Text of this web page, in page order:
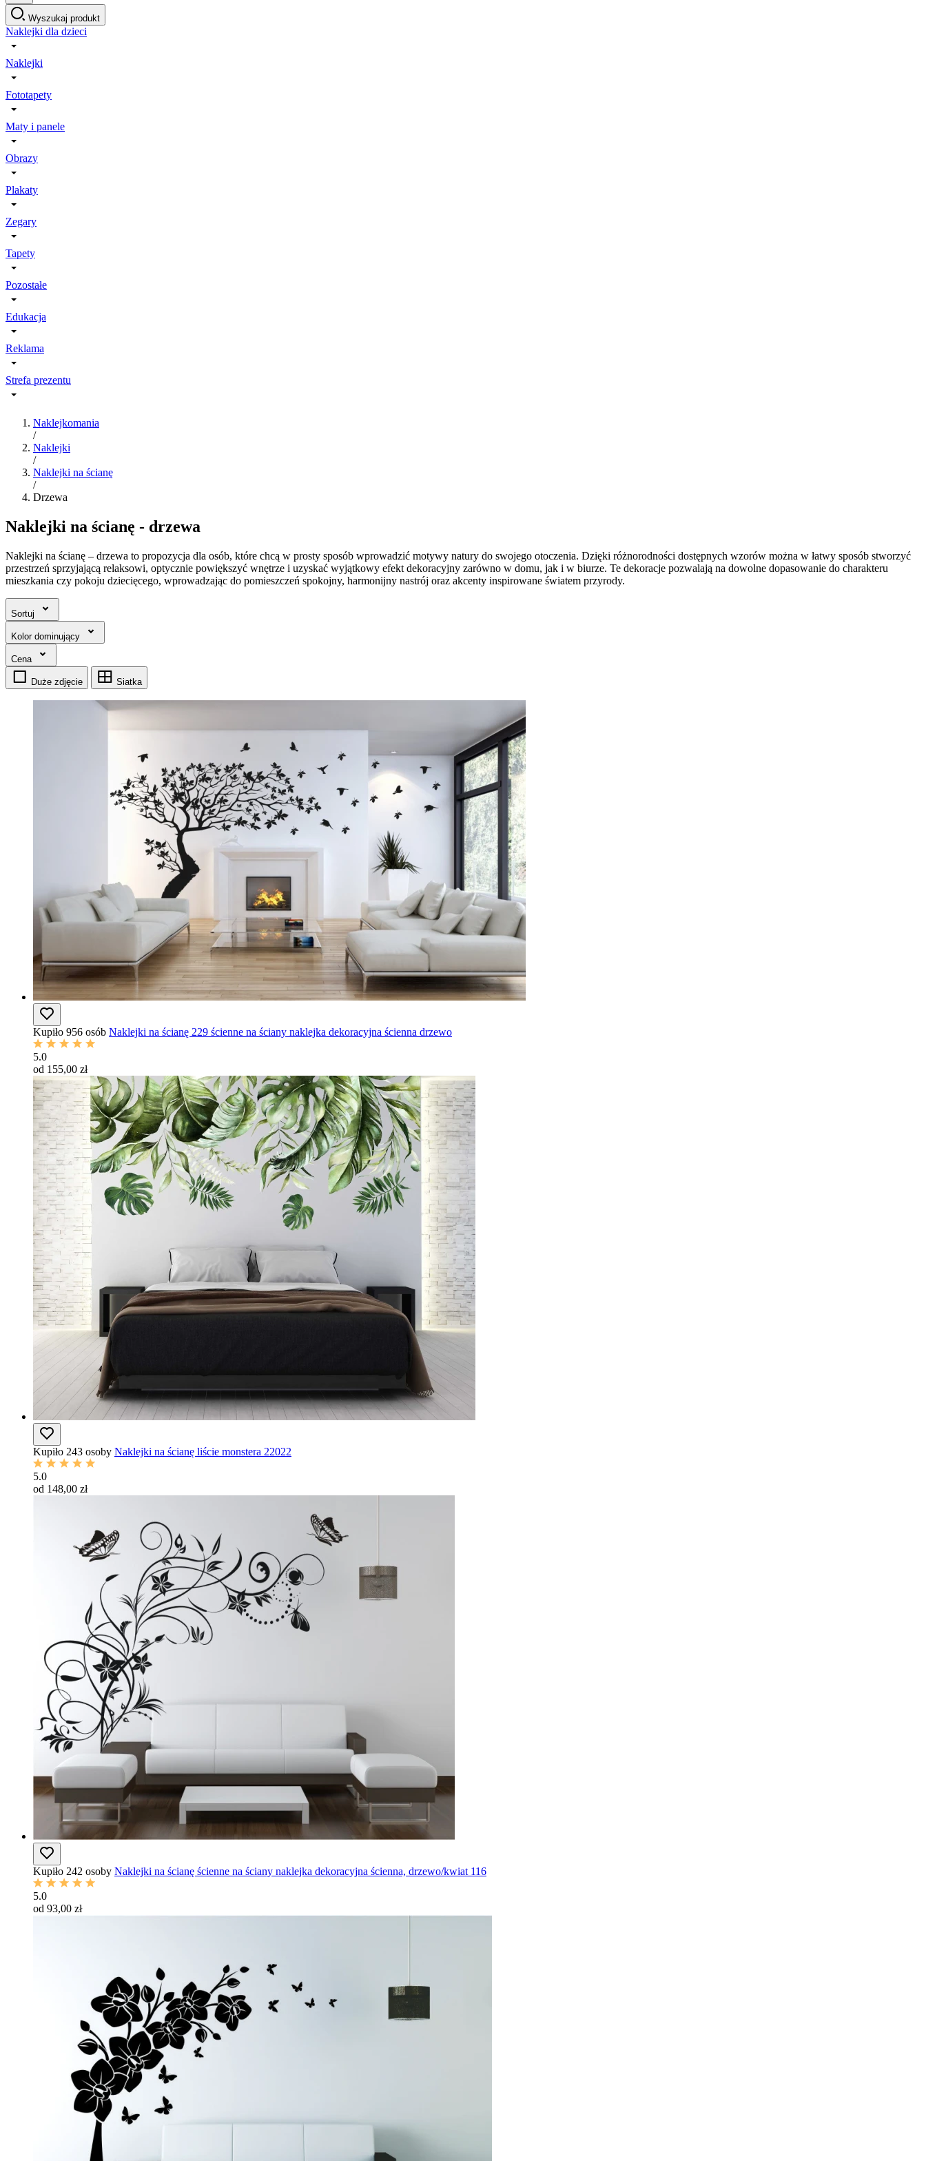
Wyszukaj produkt
Naklejki dla dzieci
Naklejki
Fototapety
Maty i panele
Obrazy
Plakaty
Zegary
Tapety
Pozostałe
Edukacja
Reklama
Strefa prezentu
Naklejkomania
/
Naklejki
/
Naklejki na ścianę
/
Drzewa
Naklejki na ścianę - drzewa
Naklejki na ścianę – drzewa to propozycja dla osób, które chcą w prosty sposób wprowadzić motywy natury do swojego otoczenia. Dzięki różnorodności dostępnych wzorów można w łatwy sposób stworzyć
przestrzeń sprzyjającą relaksowi, optycznie powiększyć wnętrze i uzyskać wyjątkowy efekt dekoracyjny zarówno w domu, jak i w biurze. Te dekoracje pozwalają na dowolne dopasowanie do charakteru
mieszkania czy pokoju dziecięcego, wprowadzając do pomieszczeń spokojny, harmonijny nastrój oraz akcenty inspirowane światem przyrody.
Sortuj
Kolor dominujący
Cena
Duże zdjęcie Siatka
Kupiło 956 osób Naklejki na ścianę 229 ścienne na ściany naklejka dekoracyjna ścienna drzewo
5.0
od 155,00 zł
Kupiło 243 osoby Naklejki na ścianę liście monstera 22022
5.0
od 148,00 zł
Kupiło 242 osoby Naklejki na ścianę ścienne na ściany naklejka dekoracyjna ścienna, drzewo/kwiat 116
5.0
od 93,00 zł